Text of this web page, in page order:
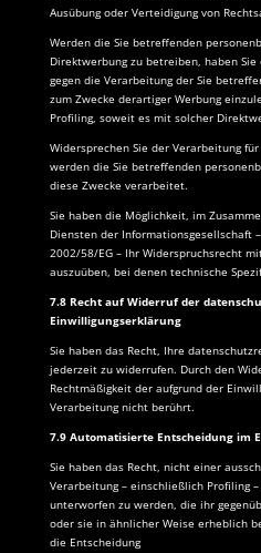
Ausübung oder Verteidigung von
Werden die Sie betreffenden
Direktwerbung zu betreiben, haben
gegen die Verarbeitung der Sie
zum Zwecke derartiger Werbung
Profiling, soweit es mit solcher
Widersprechen Sie der Verarbeitung
werden die Sie betreffenden
diese Zwecke verarbeitet.
Sie haben die Möglichkeit, im
Diensten der Informationsgesellschaft
2002/58/EG – Ihr Widerspruchsrecht
auszuüben, bei denen technische
7.8 Recht auf Widerruf der
Einwilligungserklärung
Sie haben das Recht, Ihre
jederzeit zu widerrufen. Durch den
Rechtmäßigkeit der aufgrund der
Verarbeitung nicht berührt.
7.9 Automatisierte Entscheidung im
Sie haben das Recht, nicht einer
Verarbeitung – einschließlich Profiling
unterworfen zu werden, die ihr
oder sie in ähnlicher Weise erheblich
die Entscheidung